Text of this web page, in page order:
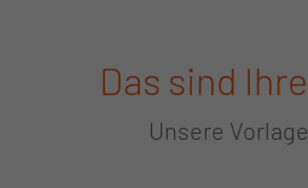
Das sind
Unsere